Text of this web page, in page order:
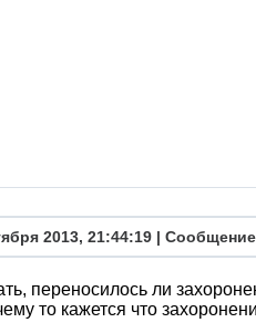
2013, 21:44:19 |
переносилось ли
то кажется что